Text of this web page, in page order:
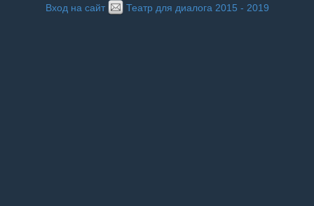
Вход на сайт Театр для диалога 2015 - 2019